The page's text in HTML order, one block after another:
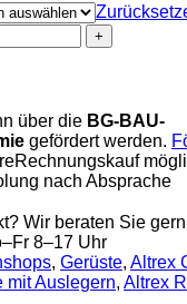
über die BG-BAU-
gefördert werden.
Rechnungskauf
nach Absprache
Wir beraten Sie
8–17 Uhr
, Gerüste, Altrex
mit Auslegern, Altrex